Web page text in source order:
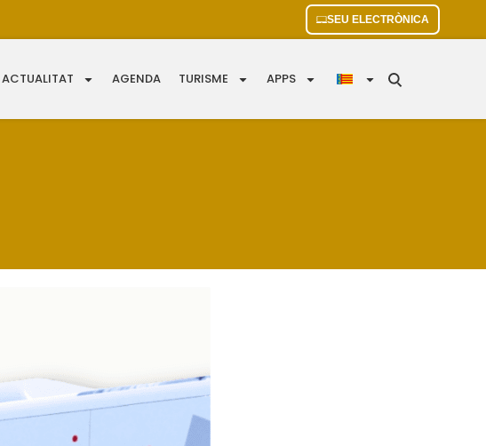
SEU ELECTRÒNICA
ACTUALITAT AGENDA TURISME APPS